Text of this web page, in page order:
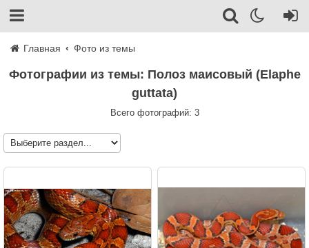
Главная Фото из темы
Фотографии из темы: Полоз маисовый (Elaphe
guttata)
Всего фотографий: 3